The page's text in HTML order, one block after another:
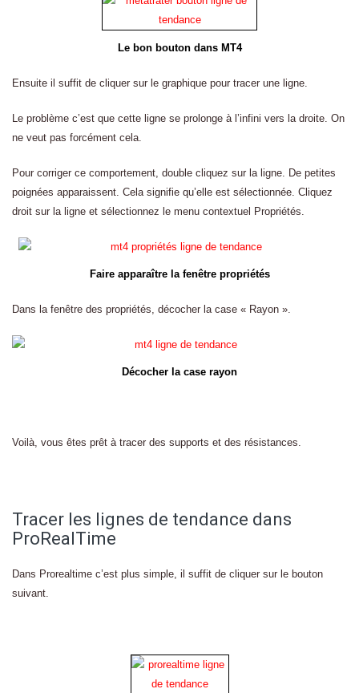
Le bon bouton dans MT4
Ensuite il suffit de cliquer sur le graphique pour tracer une ligne.
Le problème c’est que cette ligne se prolonge à l’infini vers la droite. On
ne veut pas forcément cela.
Pour corriger ce comportement, double cliquez sur la ligne. De petites
poignées apparaissent. Cela signifie qu’elle est sélectionnée. Cliquez
droit sur la ligne et sélectionnez le menu contextuel Propriétés.
Faire apparaître la fenêtre propriétés
Dans la fenêtre des propriétés, décocher la case « Rayon ».
Décocher la case rayon
Voilà, vous êtes prêt à tracer des supports et des résistances.
Tracer les lignes de tendance dans
ProRealTime
Dans Prorealtime c’est plus simple, il suffit de cliquer sur le bouton
suivant.